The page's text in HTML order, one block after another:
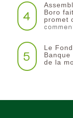
4
Boro
promet
5
Le
de la